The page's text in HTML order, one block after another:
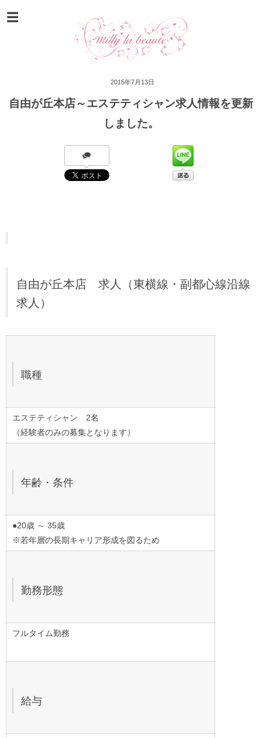
2015年7月13日
自由が丘本店～エステティシャン求人情報を更新
しました。
自由が丘本店 求人（東横線・副都心線沿線
求人）
職種
エステティシャン 2名
（経験者のみの募集となります）
年齢・条件
●20歳 ～ 35歳
※若年層の長期キャリア形成を図るため
勤務形態
フルタイム勤務
給与